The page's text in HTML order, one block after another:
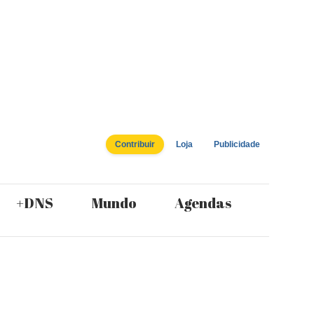
Contribuir Loja Publicidade
+DNS Mundo Agendas